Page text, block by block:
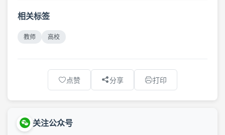
相关标签
教师 高校
点赞 分享 打印
关注公众号